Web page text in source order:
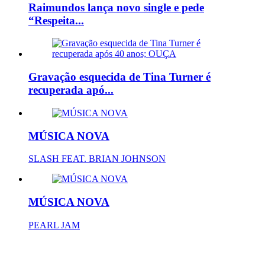
Raimundos lança novo single e pede
“Respeita...
Gravação esquecida de Tina Turner é
recuperada apó...
MÚSICA NOVA
SLASH FEAT. BRIAN JOHNSON
MÚSICA NOVA
PEARL JAM